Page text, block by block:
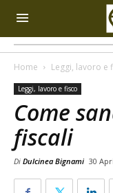
Home Leggi, lavoro e
Leggi, lavoro e fisco
Come
fiscali
Di Dulcinea Bignami 30